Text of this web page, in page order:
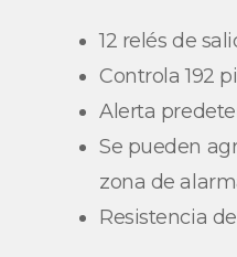
12 relés de
Controla 192
Alerta
Se pueden
zona de
Resistencia